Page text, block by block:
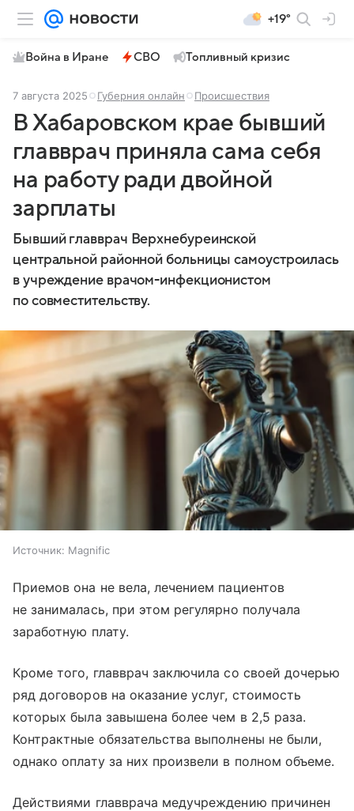
+19°
Война в Иране СВО Топливный кризис
7 августа 2025 Губерния онлайн Происшествия
В Хабаровском крае бывший
главврач приняла сама себя
на работу ради двойной
зарплаты
Бывший главврач Верхнебуреинской
центральной районной больницы самоустроилась
в учреждение врачом-инфекционистом
по совместительству.
Источник: Magnific
Приемов она не вела, лечением пациентов
не занималась, при этом регулярно получала
заработную плату.
Кроме того, главврач заключила со своей дочерью
ряд договоров на оказание услуг, стоимость
которых была завышена более чем в 2,5 раза.
Контрактные обязательства выполнены не были,
однако оплату за них произвели в полном объеме.
Действиями главврача медучреждению причинен